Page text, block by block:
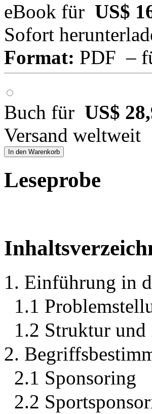
eBook für US$
Sofort
Format: PDF –
Buch für US$
Versand weltweit
In den Warenkorb
Leseprobe
1. Einführung in
1.1
1.2 Struktur
2.
2.1 Sponsoring
2.2